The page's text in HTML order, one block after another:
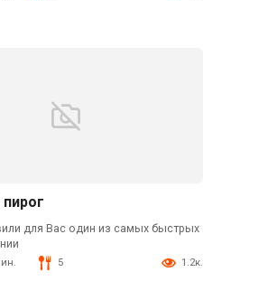
для Вас один из самых быстрых
5 1.2к.